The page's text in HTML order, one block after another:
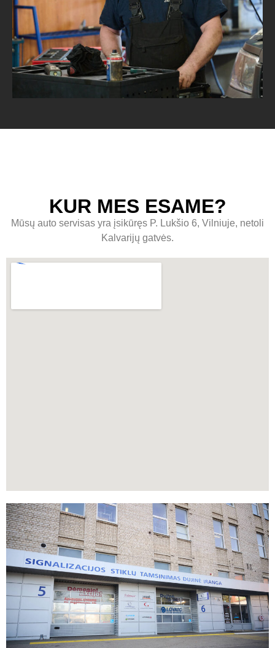
KUR MES ESAME?
Mūsų auto servisas yra įsikūręs P. Lukšio 6, Vilniuje, netoli
Kalvarijų gatvės.